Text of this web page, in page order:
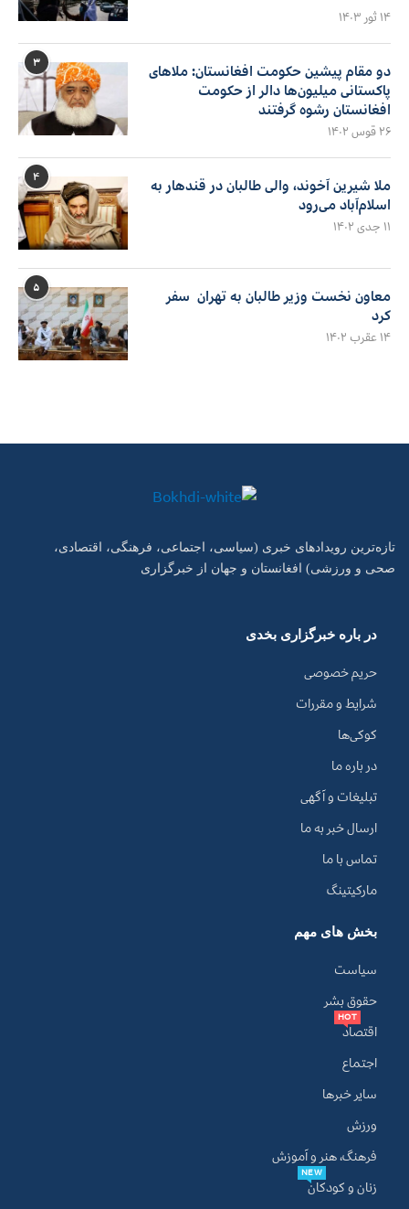
۱۴ ثور ۱۴۰۳
۳
دو مقام پیشین حکومت افغانستان: ملاهای
پاکستانی میلیون‌ها دالر از حکومت
افغانستان رشوه گرفتند
۲۶ قوس ۱۴۰۲
۴
ملا شیرین آخوند، والی طالبان در قندهار به
اسلام‌آباد می‌رود
۱۱ جدی ۱۴۰۲
۵
معاون نخست وزیر طالبان به تهران سفر
کرد
۱۴ عقرب ۱۴۰۲
تازه‌ترین رویدادهای خبری (سیاسی، اجتماعی، فرهنگی، اقتصادی،
صحی و ورزشی) افغانستان و جهان از خبرگزاری
در باره خبرگزاری بخدی
حریم خصوصی
شرایط و مقررات
کوکی‌ها
در باره ما
تبلیغات و آگهی
ارسال خبر به ما
تماس با ما
مارکیتینگ
بخش های مهم
سیاست
حقوق بشر
اقتصاد
HOT
اجتماع
سایر خبرها
ورزش
فرهنگ، هنر و آموزش
زنان و کودکان
NEW